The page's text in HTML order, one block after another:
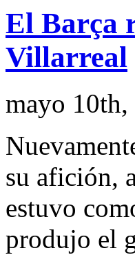
El Barça
Villarreal
mayo 10th,
su afición,
estuvo
produjo el